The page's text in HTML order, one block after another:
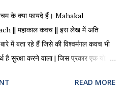
के क्या फायदे हैं। Mahakal
|| महाकाल कवच || इस लेख में अति
में बता रहे हैं जिसे की विश्वमंगल कवच भी
सुरक्षा करने वाला | जिस प्रकार एक योद्धा
महाकाल कवच ढाल बना देता है | जब भी
READ MORE